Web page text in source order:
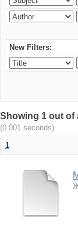
New Filters:
Showing 1 out of
(0.001 seconds)
1